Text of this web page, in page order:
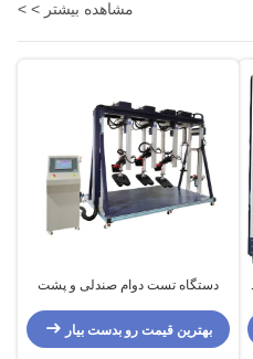
مشاهده بیشتر > >
دستگاه تست دوام صندلی و پشت
بهترین قیمت رو بدست بیار